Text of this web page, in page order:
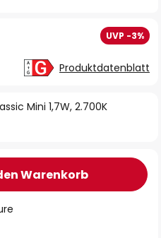
Mini 1,7W, 2.700K
UVP -3%
Produktdatenblatt
Warenkorb